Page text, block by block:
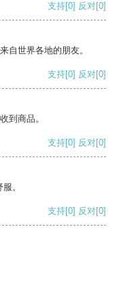
支持[0] 反对[0]
自世界各地的朋友。
支持[0] 反对[0]
到商品。
支持[0] 反对[0]
。
支持[0] 反对[0]